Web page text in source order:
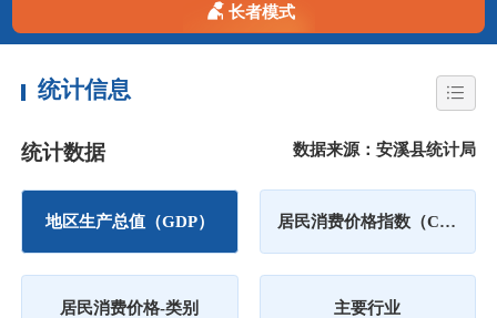
长者模式
统计信息
统计数据 数据来源：安溪县统计局
地区生产总值（GDP） 居民消费价格指数（CPI）
居民消费价格-类别 主要行业